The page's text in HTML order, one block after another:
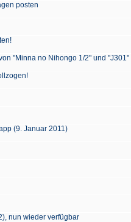
posten
"Minna no Nihongo 1/2" und "J301"
(9. Januar 2011)
nun wieder verfügbar